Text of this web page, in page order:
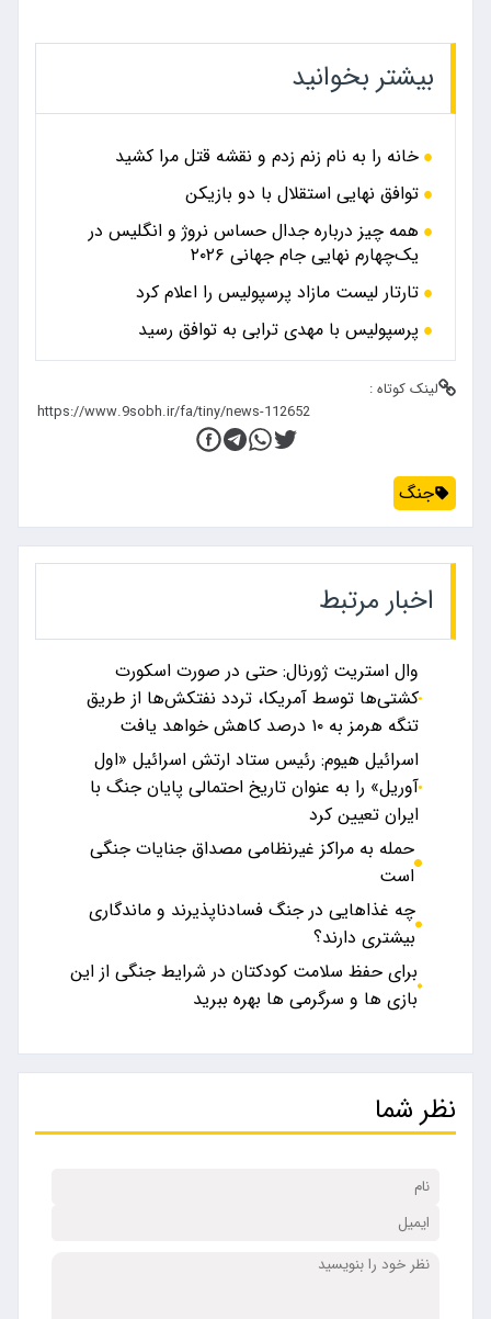
بیشتر بخوانید
خانه را به نام زنم زدم و نقشه قتل مرا کشید
توافق نهایی استقلال با دو بازیکن
همه چیز درباره جدال حساس نروژ و انگلیس در
یک‌چهارم نهایی جام جهانی ۲۰۲۶
تارتار لیست مازاد پرسپولیس را اعلام کرد
پرسپولیس با مهدی ترابی به توافق رسید
لینک کوتاه :
جنگ
اخبار مرتبط
وال استریت ژورنال: حتی در صورت اسکورت
کشتی‌ها توسط آمریکا، تردد نفتکش‌ها از طریق
تنگه هرمز به ۱۰ درصد کاهش خواهد یافت
اسرائیل هیوم: رئیس ستاد ارتش اسرائیل «اول
آوریل» را به عنوان تاریخ احتمالی پایان جنگ با
ایران تعیین کرد
حمله به مراکز غیرنظامی مصداق جنایات جنگی
است
چه غذاهایی در جنگ فسادناپذیرند و ماندگاری
بیشتری دارند؟
برای حفظ سلامت کودکتان در شرایط جنگی از این
بازی ها و سرگرمی ها بهره ببرید
نظر شما